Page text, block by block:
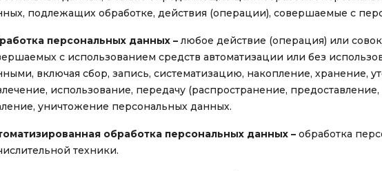
подлежащих обработке, действия (операции), совершаемые с
персональных данных – любое действие (операция) или
с использованием средств автоматизации или без
включая сбор, запись, систематизацию, накопление, хранение,
использование, передачу (распространение,
уничтожение персональных данных.
обработка персональных данных – обработка
техники.